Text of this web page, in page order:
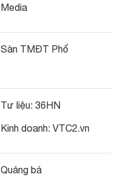
Media
Sàn TMĐT Phố
Tư liệu: 36HN
Kinh doanh: VTC2.vn
Quảng bá